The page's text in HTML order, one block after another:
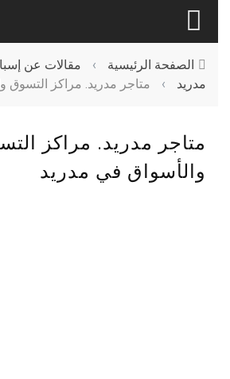
الصفحة الرئيسية › مقالات عن
مدريد
› متاجر مدريد. مراكز التسوق
متاجر مدريد. مراكز
والأسواق في مدريد